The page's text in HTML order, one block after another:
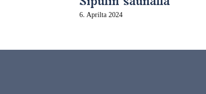
6. Aprilta 2024